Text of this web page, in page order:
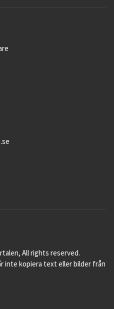
All rights reserved.
inte kopiera text eller bilder från